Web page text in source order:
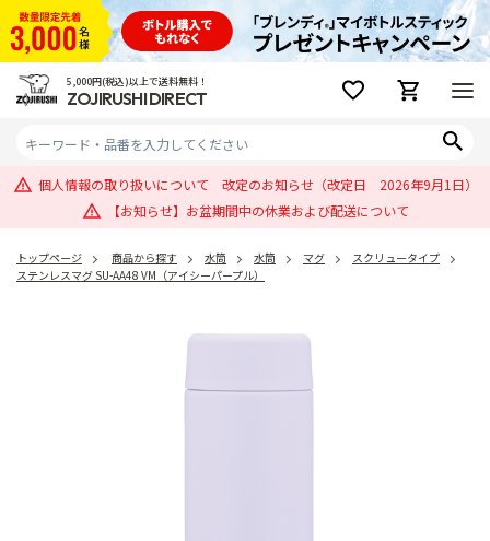
5,000円(税込)以上で送料無料！
ZOJIRUSHI DIRECT
個人情報の取り扱いについて 改定のお知らせ（改定日 2026年9月1日）
【お知らせ】お盆期間中の休業および配送について
トップページ 商品から探す 水筒 水筒 マグ
スクリュータイプ
ステンレスマグ SU-AA48 VM（アイシーパープル）